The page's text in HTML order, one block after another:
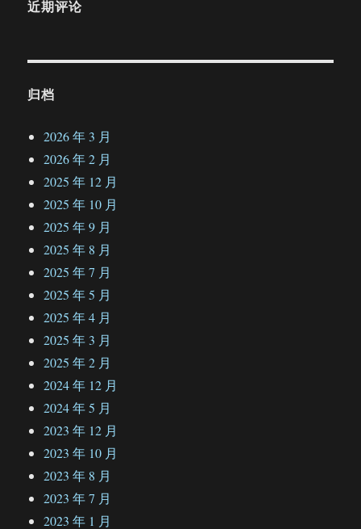
近期评论
归档
2026 年 3 月
2026 年 2 月
2025 年 12 月
2025 年 10 月
2025 年 9 月
2025 年 8 月
2025 年 7 月
2025 年 5 月
2025 年 4 月
2025 年 3 月
2025 年 2 月
2024 年 12 月
2024 年 5 月
2023 年 12 月
2023 年 10 月
2023 年 8 月
2023 年 7 月
2023 年 1 月